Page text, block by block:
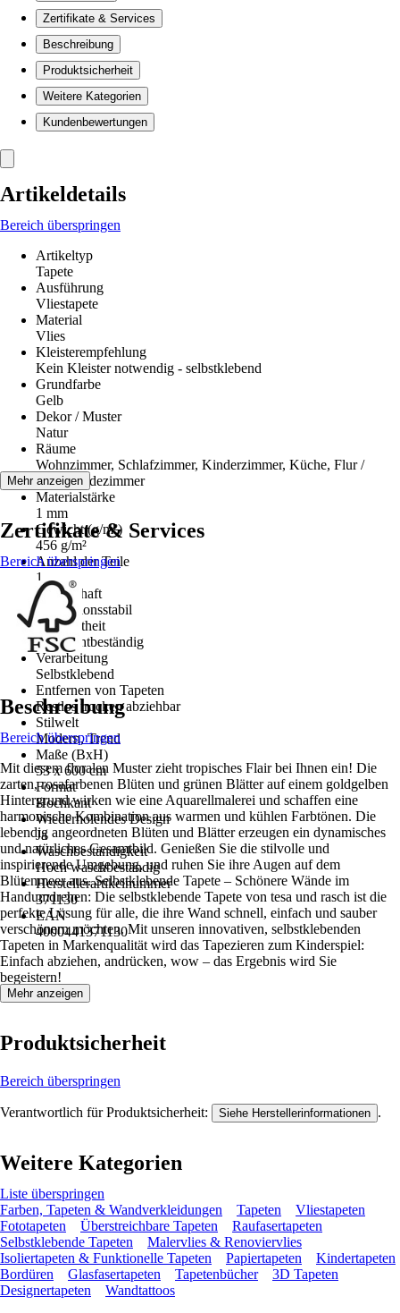
Zertifikate & Services
Beschreibung
Produktsicherheit
Weitere Kategorien
Kundenbewertungen
Artikeldetails
Bereich überspringen
Artikeltyp
Tapete
Ausführung
Vliestapete
Material
Vlies
Kleisterempfehlung
Kein Kleister notwendig - selbstklebend
Grundfarbe
Gelb
Dekor / Muster
Natur
Räume
Wohnzimmer, Schlafzimmer, Kinderzimmer, Küche, Flur /
Diele, Badezimmer
Materialstärke
1 mm
Gewicht (g/m²)
456 g/m²
Anzahl der Teile
1
Eigenschaft
Dimensionsstabil
Farbechtheit
Gut Lichtbeständig
Verarbeitung
Selbstklebend
Entfernen von Tapeten
Restlos trocken abziehbar
Stilwelt
Modern, Trend
Maße (BxH)
53 x 600 cm
Format
Hochkant
Wiederholendes Design
Ja
Waschbeständigkeit
Hoch waschbeständig
Herstellerartikelnummer
371130
EAN
4000441371130
Mehr anzeigen
Zertifikate & Services
Bereich überspringen
Beschreibung
Bereich überspringen
Mit diesem floralen Muster zieht tropisches Flair bei Ihnen ein! Die
zarten, rosafarbenen Blüten und grünen Blätter auf einem goldgelben
Hintergrund wirken wie eine Aquarellmalerei und schaffen eine
harmonische Kombination aus warmen und kühlen Farbtönen. Die
lebendig angeordneten Blüten und Blätter erzeugen ein dynamisches
und natürliches Gesamtbild. Genießen Sie die stilvolle und
inspirierende Umgebung, und ruhen Sie ihre Augen auf dem
Blütenmeer aus. Selbstklebende Tapete – Schönere Wände im
Handumdrehen: Die selbstklebende Tapete von tesa und rasch ist die
perfekte Lösung für alle, die ihre Wand schnell, einfach und sauber
verschönern möchten. Mit unseren innovativen, selbstklebenden
Tapeten in Markenqualität wird das Tapezieren zum Kinderspiel:
Einfach abziehen, andrücken, wow – das Ergebnis wird Sie
begeistern!
Mehr anzeigen
Produktsicherheit
Bereich überspringen
Verantwortlich für Produktsicherheit: Siehe Herstellerinformationen .
Weitere Kategorien
Liste überspringen
Farben, Tapeten & Wandverkleidungen
Tapeten
Vliestapeten
Fototapeten
Überstreichbare Tapeten
Raufasertapeten
Selbstklebende Tapeten
Malervlies & Renoviervlies
Isoliertapeten & Funktionelle Tapeten
Papiertapeten
Kindertapeten
Bordüren
Glasfasertapeten Tapetenbücher
3D Tapeten
Designertapeten
Wandtattoos